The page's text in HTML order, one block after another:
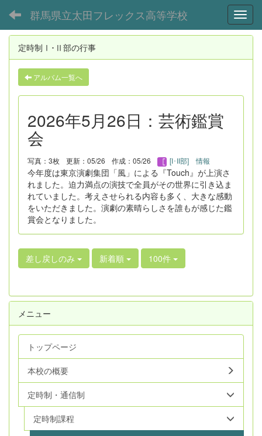
群馬県立太田フレックス高等学校
定時制Ⅰ･Ⅱ部の行事
アルバム一覧へ
2026年5月26日：芸術鑑賞
会
写真：3枚 更新：05/26 作成：05/26 [I･II部] 情報
今年度は東京演劇集団「風」による『Touch』が上演さ
れました。迫力満点の演技で全員がその世界に引き込ま
れていました。考えさせられる内容も多く、大きな感動
をいただきました。演劇の素晴らしさを誰もが感じた鑑
賞会となりました。
差し戻しのみ 新着順 100件
メニュー
トップページ
本校の概要
定時制・通信制
定時制課程